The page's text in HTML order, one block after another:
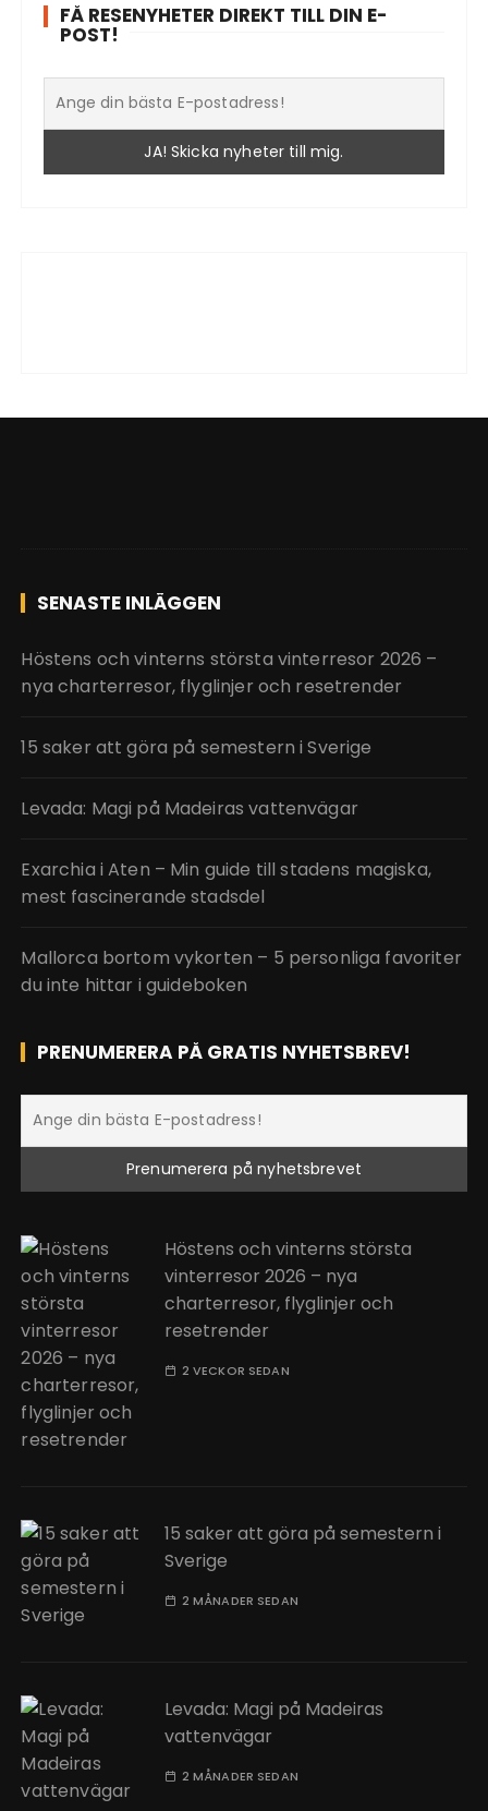
FÅ RESENYHETER DIREKT TILL DIN E-
POST!
SENASTE INLÄGGEN
Höstens och vinterns största vinterresor 2026 –
nya charterresor, flyglinjer och resetrender
15 saker att göra på semestern i Sverige
Levada: Magi på Madeiras vattenvägar
Exarchia i Aten – Min guide till stadens magiska,
mest fascinerande stadsdel
Mallorca bortom vykorten – 5 personliga favoriter
du inte hittar i guideboken
PRENUMERERA PÅ GRATIS NYHETSBREV!
Höstens och vinterns största
vinterresor 2026 – nya
charterresor, flyglinjer och
resetrender
2 VECKOR SEDAN
15 saker att göra på semestern i
Sverige
2 MÅNADER SEDAN
Levada: Magi på Madeiras
vattenvägar
2 MÅNADER SEDAN